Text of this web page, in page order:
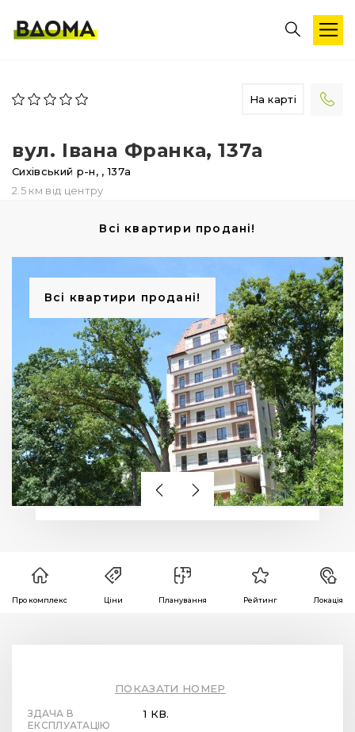
На карті
вул. Івана Франка, 137а
Сихівський р-н, , 137а
2.5 км від центру
Всі квартири продані!
Всі квартири продані!
Про комплекс Ціни Планування Рейтинг Локація
ПОКАЗАТИ НОМЕР
ЗДАЧА В
ЕКСПЛУАТАЦІЮ
1 КВ.